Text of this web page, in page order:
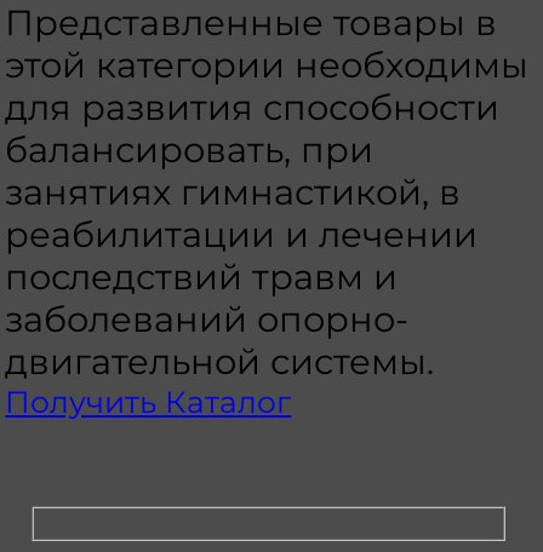
Представленные товары в
этой категории необходимы
для развития способности
балансировать, при
занятиях гимнастикой, в
реабилитации и лечении
последствий травм и
заболеваний опорно-
двигательной системы.
Получить Каталог